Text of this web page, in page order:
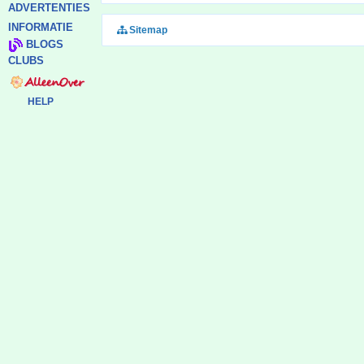
ADVERTENTIES
INFORMATIE
BLOGS
CLUBS
HELP
Sitemap